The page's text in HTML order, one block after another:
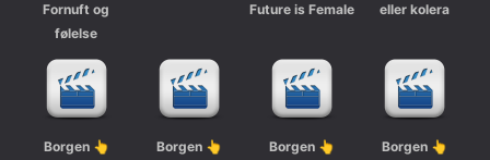
Fornuft og
følelse
Future is Female
eller kolera
Borgen 👆
Borgen 👆
Borgen 👆
Borgen 👆